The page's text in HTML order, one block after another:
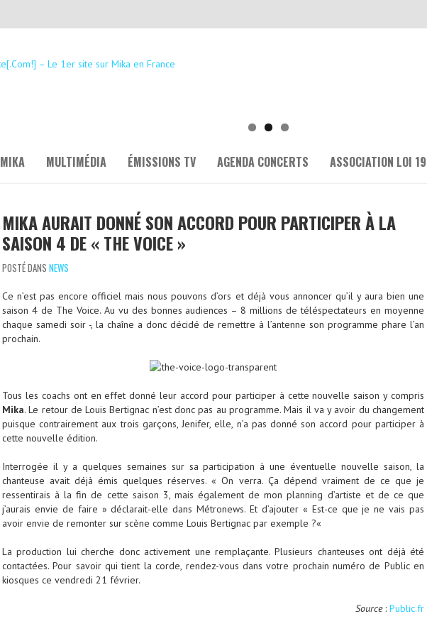
MIKA MULTIMÉDIA ÉMISSIONS TV AGENDA CONCERTS ASSOCIATION LOI
MIKA AURAIT DONNÉ SON ACCORD POUR PARTICIPER À LA
SAISON 4 DE « THE VOICE »
POSTÉ DANS NEWS
Ce n’est pas encore officiel mais nous pouvons d’ors et déjà vous annoncer qu’il y aura bien une
saison 4 de The Voice. Au vu des bonnes audiences – 8 millions de téléspectateurs en moyenne
chaque samedi soir -, la chaîne a donc décidé de remettre à l’antenne son programme phare l’an
prochain.
Tous les coachs ont en effet donné leur accord pour participer à cette nouvelle saison y compris
Mika. Le retour de Louis Bertignac n’est donc pas au programme. Mais il va y avoir du changement
puisque contrairement aux trois garçons, Jenifer, elle, n’a pas donné son accord pour participer à
cette nouvelle édition.
Interrogée il y a quelques semaines sur sa participation à une éventuelle nouvelle saison, la
chanteuse avait déjà émis quelques réserves. «On verra. Ça dépend vraiment de ce que je
ressentirais à la fin de cette saison 3, mais également de mon planning d’artiste et de ce que
j’aurais envie de faire » déclarait-elle dans Métronews. Et d’ajouter « Est-ce que je ne vais pas
avoir envie de remonter sur scène comme Louis Bertignac par exemple ?«
La production lui cherche donc activement une remplaçante. Plusieurs chanteuses ont déjà été
contactées. Pour savoir qui tient la corde, rendez-vous dans votre prochain numéro de Public en
kiosques ce vendredi 21 février.
Source: Public.fr